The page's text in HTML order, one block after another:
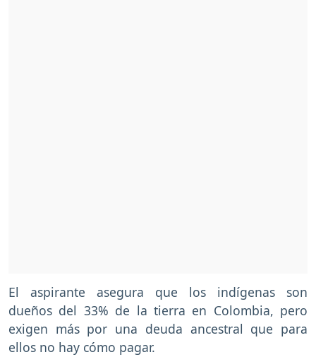
El aspirante asegura que los indígenas son
dueños del 33% de la tierra en Colombia, pero
exigen más por una deuda ancestral que para
ellos no hay cómo pagar.